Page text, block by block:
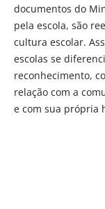
documentos do
pela escola, são
cultura escolar.
escolas se
reconhecimento,
relação com a
e com sua própria